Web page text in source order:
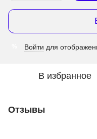
Войти для
В избранное
Отзывы